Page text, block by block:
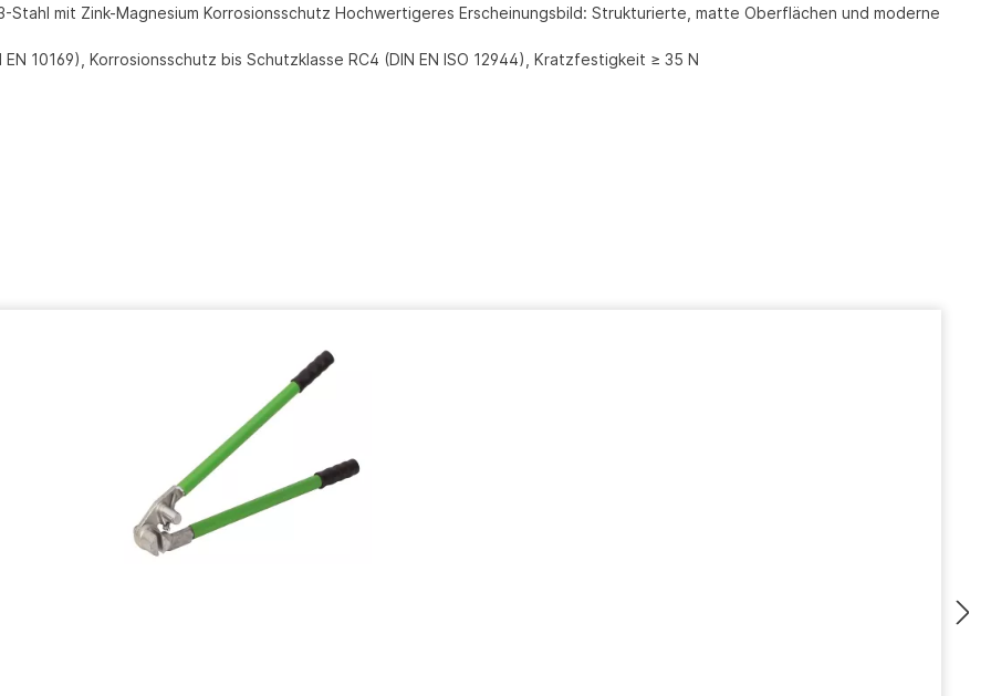
mit Zink-Magnesium Korrosionsschutz Hochwertigeres Erscheinungsbild: Strukturierte, matte Oberflächen und moderne
10169), Korrosionsschutz bis Schutzklasse RC4 (DIN EN ISO 12944), Kratzfestigkeit ≥ 35 N